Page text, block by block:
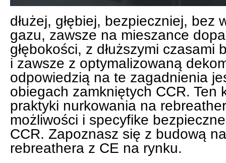
dłużej, głębiej, bezpieczniej, bez
gazu, zawsze na mieszance
głębokości, z dłuższymi czasami
i zawsze z optymalizowaną
odpowiedzią na te zagadnienia
obiegach zamkniętych CCR. Ten
praktyki nurkowania na
możliwości i specyfike
CCR. Zapoznasz się z budową
rebreathera z CE na rynku.